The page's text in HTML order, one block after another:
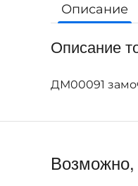
Описание
Описание
ДМ00091
Возможно,